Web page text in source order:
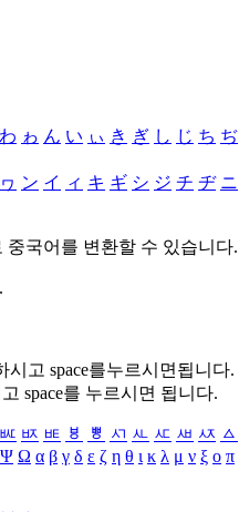
わ ゎ ん い ぃ き ぎ し じ ち ぢ
ヮ ン イ ィ キ ギ シ ジ チ ヂ ニ
중국어를 변환할 수 있습니다.
시고 space를누르시면됩니다.
space를 누르시면 됩니다.
ㅵ ㅶ ㅷ ㅸ ㅹ ㅺ ㅻ ㅼ ㅽ ㅾ ㅿ
Ψ Ω α β γ δ ε ζ η θ ι κ λ μ ν ξ ο π